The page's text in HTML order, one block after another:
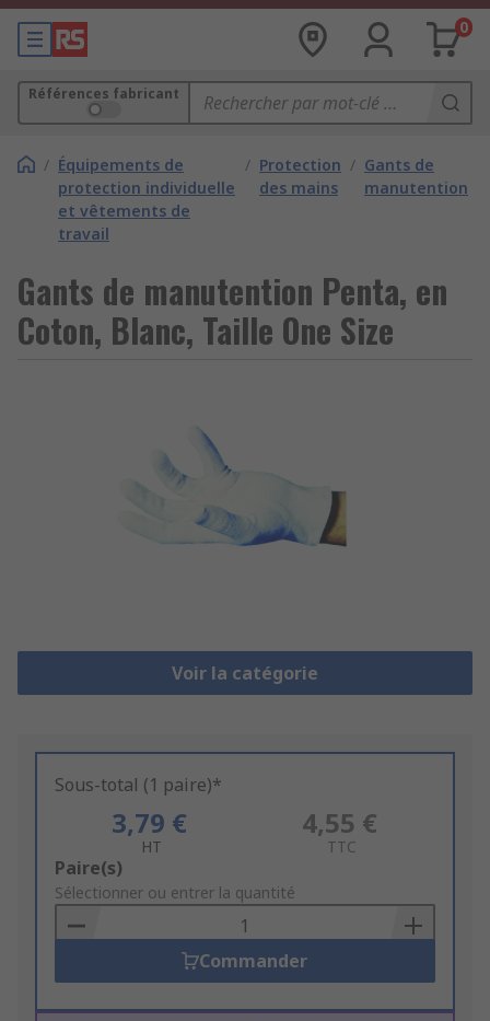
0
Références fabricant
/ Équipements de
protection individuelle
et vêtements de
travail
/ Protection
des mains
/ Gants de
manutention
Gants de manutention Penta, en
Coton, Blanc, Taille One Size
Voir la catégorie
Sous-total (1 paire)*
3,79 €
HT
4,55 €
TTC
Add
to
Basket
Paire(s)
Sélectionner ou entrer la quantité
Commander